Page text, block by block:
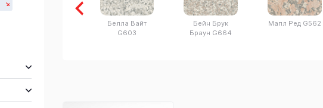
Белла Вайт
G603
Бейн Брук
Браун G664
Мапл Ред G562